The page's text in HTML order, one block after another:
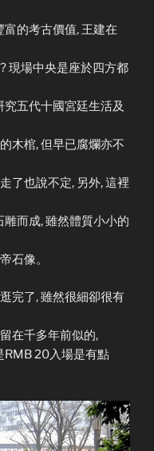
的考古價值, 王建在
現場中央是座於四方都
五代十國宮廷生活及
木棺, 但早已腐爛亦不
了也說不定, 另外, 這裡
而成, 雖然體質小小的
石像。
完了, 雖然很細卻很有
在千多年前似的,
RMB 20入場是有點